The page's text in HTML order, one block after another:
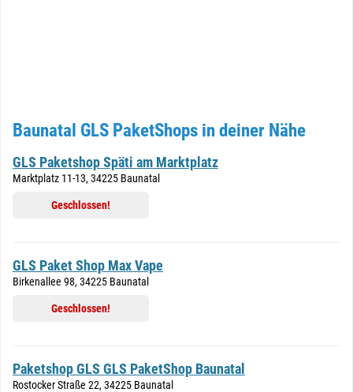
Baunatal GLS PaketShops in deiner Nähe
GLS Paketshop Späti am Marktplatz
Marktplatz 11-13, 34225 Baunatal
Geschlossen!
GLS Paket Shop Max Vape
Birkenallee 98, 34225 Baunatal
Geschlossen!
Paketshop GLS GLS PaketShop Baunatal
Rostocker Straße 22, 34225 Baunatal